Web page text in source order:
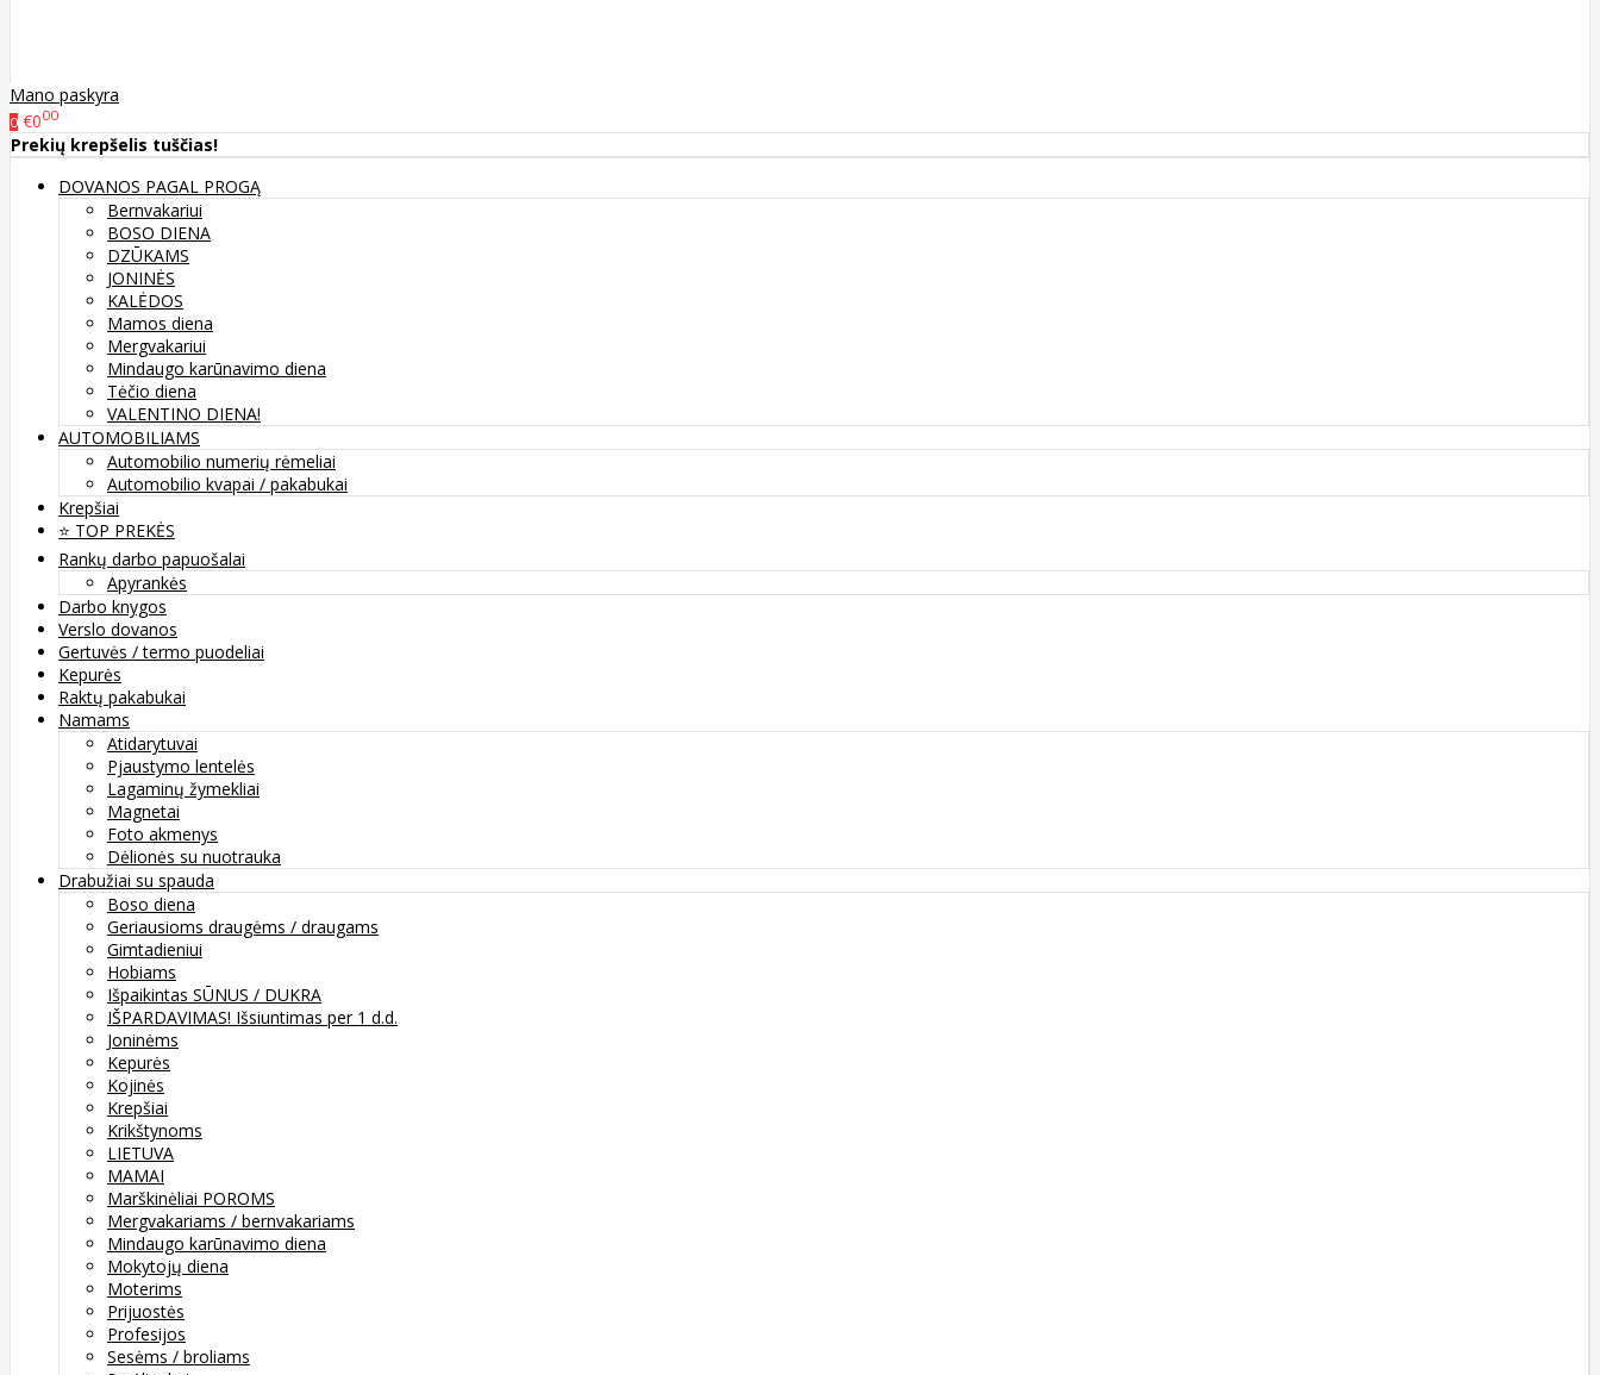
Mano paskyra
0 €000
Prekių krepšelis tuščias!
DOVANOS PAGAL PROGĄ
Bernvakariui
BOSO DIENA
DZŪKAMS
JONINĖS
KALĖDOS
Mamos diena
Mergvakariui
Mindaugo karūnavimo diena
Tėčio diena
VALENTINO DIENA!
AUTOMOBILIAMS
Automobilio numerių rėmeliai
Automobilio kvapai / pakabukai
Krepšiai
⭐️ TOP PREKĖS
Rankų darbo papuošalai
Apyrankės
Darbo knygos
Verslo dovanos
Gertuvės / termo puodeliai
Kepurės
Raktų pakabukai
Namams
Atidarytuvai
Pjaustymo lentelės
Lagaminų žymekliai
Magnetai
Foto akmenys
Dėlionės su nuotrauka
Drabužiai su spauda
Boso diena
Geriausioms draugėms / draugams
Gimtadieniui
Hobiams
Išpaikintas SŪNUS / DUKRA
IŠPARDAVIMAS! Išsiuntimas per 1 d.d.
Joninėms
Kepurės
Kojinės
Krepšiai
Krikštynoms
LIETUVA
MAMAI
Marškinėliai POROMS
Mergvakariams / bernvakariams
Mindaugo karūnavimo diena
Mokytojų diena
Moterims
Prijuostės
Profesijos
Sesėms / broliams